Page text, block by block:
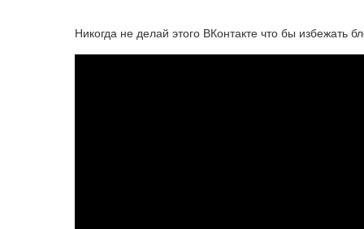
Никогда не делай этого ВКонтакте что бы избежать